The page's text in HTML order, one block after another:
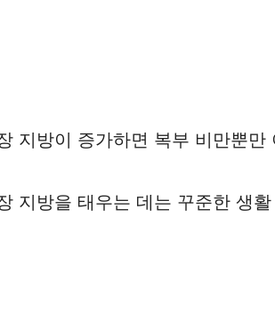
지방이 증가하면 복부 비만뿐
지방을 태우는 데는 꾸준한 생